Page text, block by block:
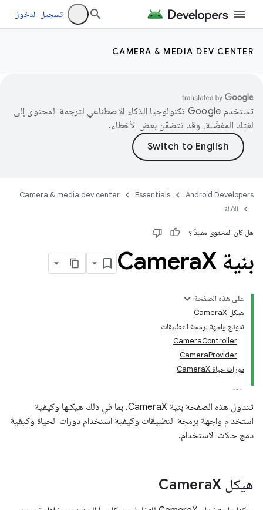
تسجيل الدخول
CAMERA & MEDIA DEV CENTER
تستخدم Google تكنولوجيا الذكاء الاصطناعي لترجمة المحتوى إلى
لغتك المفضّلة، وقد تتضمّن بعض الأخطاء.
Android Developers
Essentials
Camera & media dev center
الأدلة
هل كان المحتوى مفيدًا؟
بنية Camera X
على هذه الصفحة
هيكل CameraX
نموذج واجهة برمجة التطبيقات
CameraController
CameraProvider
دورات حياة CameraX
تتناول هذه الصفحة بنية CameraX، بما في ذلك هيكلها وكيفية
استخدام واجهة برمجة التطبيقات وكيفية استخدام دورات الحياة وكيفية
دمج حالات الاستخدام.
هيكل Camera X